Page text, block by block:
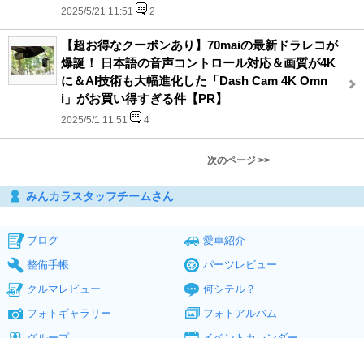
2025/5/21 11:51 2
【超お得なクーポンあり】70maiの最新ドラレコが
爆誕！ 日本語の音声コントロール対応＆画質が4K
に＆AI技術も大幅進化した「Dash Cam 4K Omn
i」がお買い得すぎる件【PR】
2025/5/1 11:51 4
次のページ >>
みんカラスタッフチームさん
ブログ
愛車紹介
整備手帳
パーツレビュー
クルマレビュー
何シテル？
フォトギャラリー
フォトアルバム